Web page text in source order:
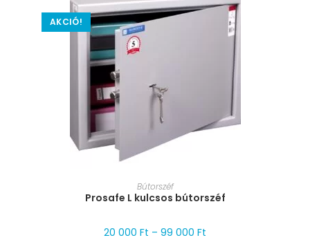
AKCIÓ!
MÉRET VÁLASZTÁSA
Bútorszéf
Prosafe L kulcsos bútorszéf
20 000 Ft – 99 000 Ft